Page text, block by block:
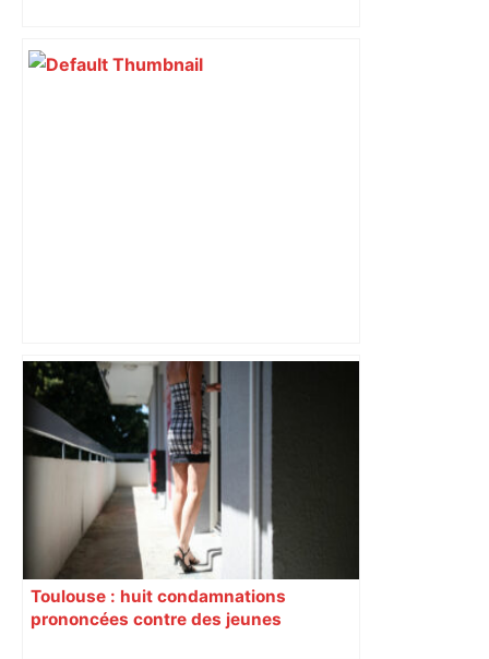
"C’est l’une des plus fortes
fréquentations du circuit" : Toulouse
est-elle la capitale du poker amateur –
ladepeche.fr
Toulouse : huit condamnations
prononcées contre des jeunes